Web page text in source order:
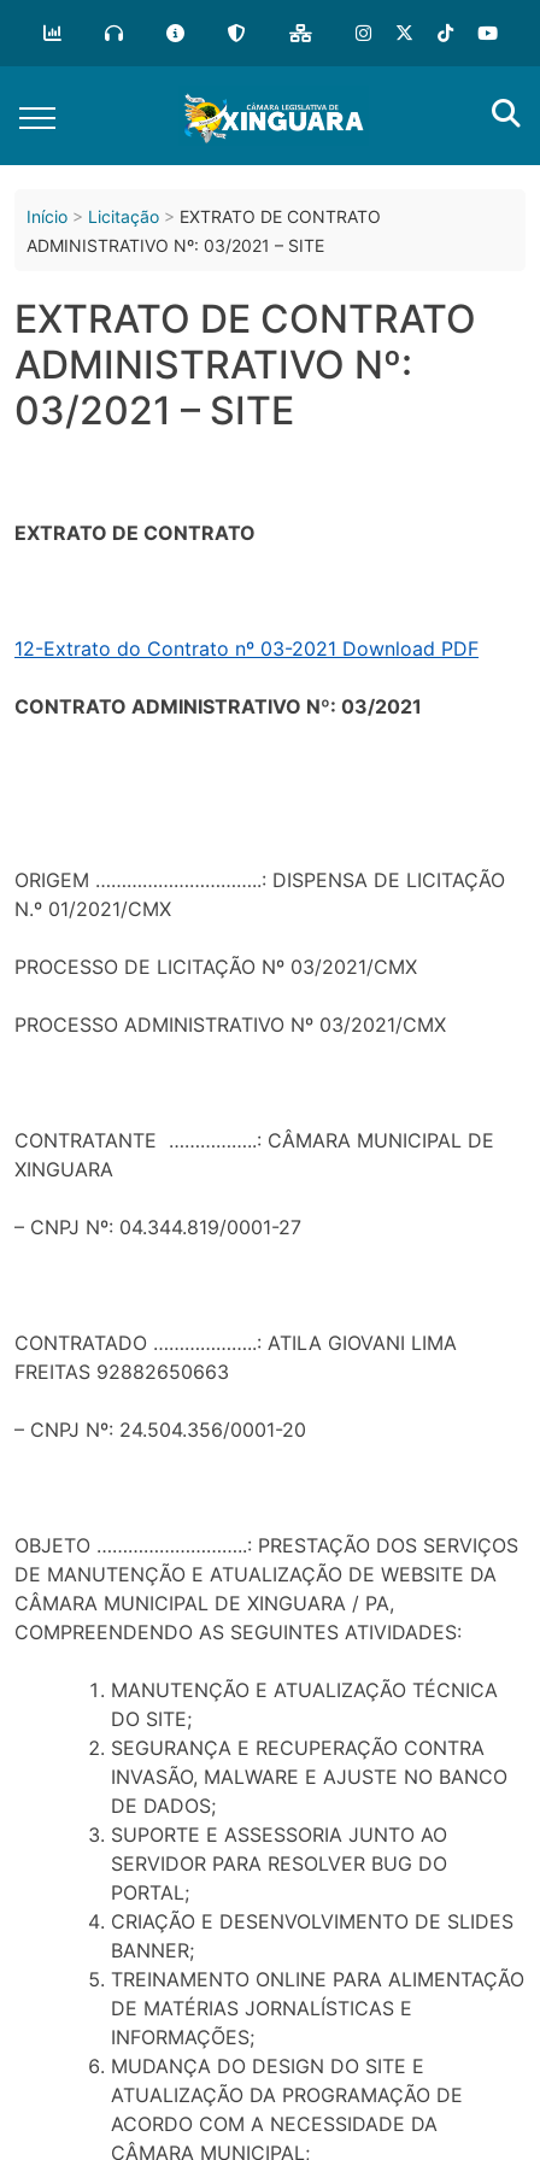
conteúdo
Início Licitação
EXTRATO DE CONTRATO
ADMINISTRATIVO Nº: 03/2021 – SITE
EXTRATO DE CONTRATO
ADMINISTRATIVO Nº:
03/2021 – SITE
EXTRATO DE CONTRATO
12-Extrato do Contrato nº 03-2021 Download PDF
CONTRATO ADMINISTRATIVO Nº: 03/2021
ORIGEM …………………………..: DISPENSA DE LICITAÇÃO
N.º 01/2021/CMX
PROCESSO DE LICITAÇÃO Nº 03/2021/CMX
PROCESSO ADMINISTRATIVO Nº 03/2021/CMX
CONTRATANTE ……………..: CÂMARA MUNICIPAL DE
XINGUARA
– CNPJ Nº: 04.344.819/0001-27
CONTRATADO ………………..: ATILA GIOVANI LIMA
FREITAS 92882650663
– CNPJ Nº: 24.504.356/0001-20
OBJETO ………………………..: PRESTAÇÃO DOS SERVIÇOS
DE MANUTENÇÃO E ATUALIZAÇÃO DE WEBSITE DA
CÂMARA MUNICIPAL DE XINGUARA / PA,
COMPREENDENDO AS SEGUINTES ATIVIDADES:
MANUTENÇÃO E ATUALIZAÇÃO TÉCNICA
DO SITE;
SEGURANÇA E RECUPERAÇÃO CONTRA
INVASÃO, MALWARE E AJUSTE NO BANCO
DE DADOS;
SUPORTE E ASSESSORIA JUNTO AO
SERVIDOR PARA RESOLVER BUG DO
PORTAL;
CRIAÇÃO E DESENVOLVIMENTO DE SLIDES
BANNER;
TREINAMENTO ONLINE PARA ALIMENTAÇÃO
DE MATÉRIAS JORNALÍSTICAS E
INFORMAÇÕES;
MUDANÇA DO DESIGN DO SITE E
ATUALIZAÇÃO DA PROGRAMAÇÃO DE
ACORDO COM A NECESSIDADE DA
CÂMARA MUNICIPAL;